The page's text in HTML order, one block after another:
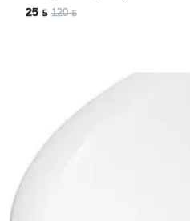
25 ƃ 120 ƃ